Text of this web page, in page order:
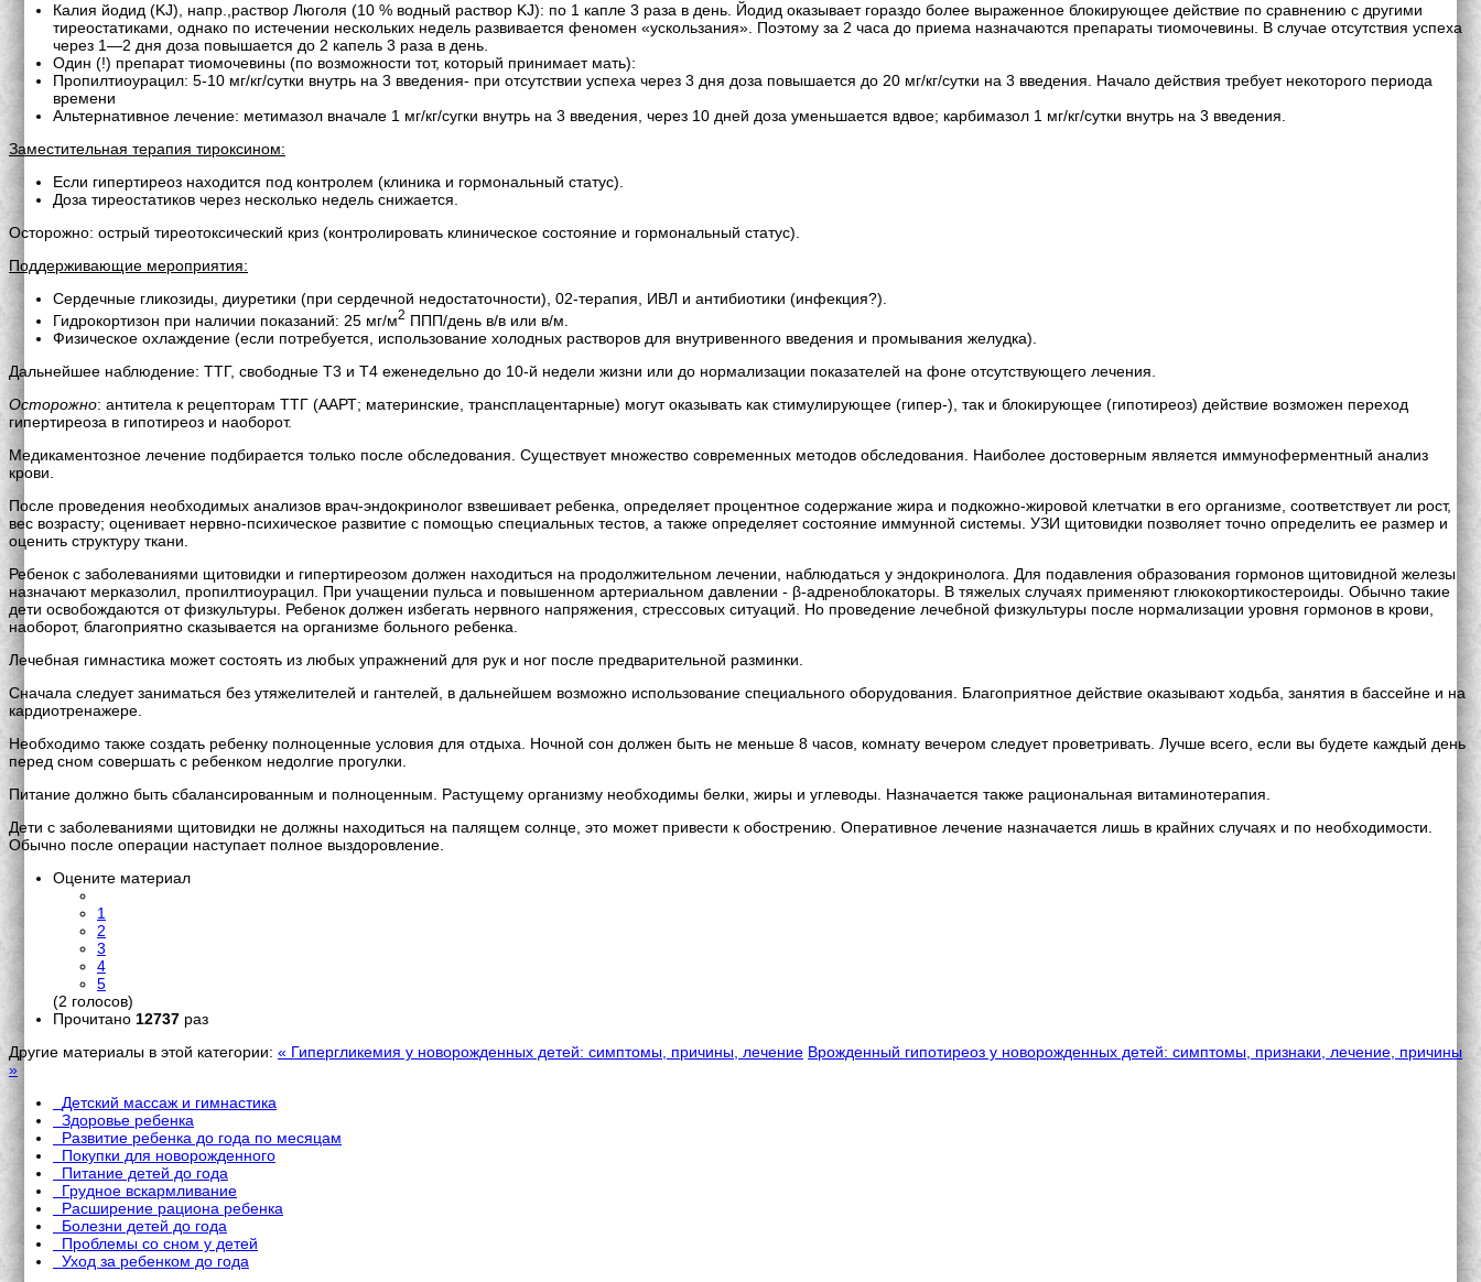
Калия йодид (KJ), напр.,раствор Люголя (10 % водный раствор KJ): по 1 капле 3 раза в день. Йодид оказывает гораздо более выраженное блокирующее действие по сравнению с другими
тиреостатиками, однако по истечении нескольких недель развивается феномен «ускользания». Поэтому за 2 часа до приема назначаются препараты тиомочевины. В случае отсутствия успеха
через 1—2 дня доза повышается до 2 капель 3 раза в день.
Один (!) препарат тиомочевины (по возможности тот, который принимает мать):
Пропилтиоурацил: 5-10 мг/кг/сутки внутрь на 3 введения- при отсутствии успеха через 3 дня доза повышается до 20 мг/кг/сутки на 3 введения. Начало действия требует некоторого периода
времени
Альтернативное лечение: метимазол вначале 1 мг/кг/сугки внутрь на 3 введения, через 10 дней доза уменьшается вдвое; карбимазол 1 мг/кг/сутки внутрь на 3 введения.
Заместительная терапия тироксином:
Если гипертиреоз находится под контролем (клиника и гормональный статус).
Доза тиреостатиков через несколько недель снижается.
Осторожно: острый тиреотоксический криз (контролировать клиническое состояние и гормональный статус).
Поддерживающие мероприятия:
Сердечные гликозиды, диуретики (при сердечной недостаточности), 02-терапия, ИВЛ и антибиотики (инфекция?).
Гидрокортизон при наличии показаний: 25 мг/м2 ППП/день в/в или в/м.
Физическое охлаждение (если потребуется, использование холодных растворов для внутривенного введения и промывания желудка).
Дальнейшее наблюдение: ТТГ, свободные Т3 и Т4 еженедельно до 10-й недели жизни или до нормализации показателей на фоне отсутствующего лечения.
Осторожно: антитела к рецепторам ТТГ (ААРТ; материнские, трансплацентарные) могут оказывать как стимулирующее (гипер-), так и блокирующее (гипотиреоз) действие возможен переход
гипертиреоза в гипотиреоз и наоборот.
Медикаментозное лечение подбирается только после обследования. Существует множество современных методов обследования. Наиболее достоверным является иммуноферментный анализ
крови.
После проведения необходимых анализов врач-эндокринолог взвешивает ребенка, определяет процентное содержание жира и подкожно-жировой клетчатки в его организме, соответствует ли рост,
вес возрасту; оценивает нервно-психическое развитие с помощью специальных тестов, а также определяет состояние иммунной системы. УЗИ щитовидки позволяет точно определить ее размер и
оценить структуру ткани.
Ребенок с заболеваниями щитовидки и гипертиреозом должен находиться на продолжительном лечении, наблюдаться у эндокринолога. Для подавления образования гормонов щитовидной железы
назначают мерказолил, пропилтиоурацил. При учащении пульса и повышенном артериальном давлении - β-адреноблокаторы. В тяжелых случаях применяют глюкокортикостероиды. Обычно такие
дети освобождаются от физкультуры. Ребенок должен избегать нервного напряжения, стрессовых ситуаций. Но проведение лечебной физкультуры после нормализации уровня гормонов в крови,
наоборот, благоприятно сказывается на организме больного ребенка.
Лечебная гимнастика может состоять из любых упражнений для рук и ног после предварительной разминки.
Сначала следует заниматься без утяжелителей и гантелей, в дальнейшем возможно использование специального оборудования. Благоприятное действие оказывают ходьба, занятия в бассейне и на
кардиотренажере.
Необходимо также создать ребенку полноценные условия для отдыха. Ночной сон должен быть не меньше 8 часов, комнату вечером следует проветривать. Лучше всего, если вы будете каждый день
перед сном совершать с ребенком недолгие прогулки.
Питание должно быть сбалансированным и полноценным. Растущему организму необходимы белки, жиры и углеводы. Назначается также рациональная витаминотерапия.
Дети с заболеваниями щитовидки не должны находиться на палящем солнце, это может привести к обострению. Оперативное лечение назначается лишь в крайних случаях и по необходимости.
Обычно после операции наступает полное выздоровление.
Оцените материал
1
2
3
4
5
(2 голосов)
Прочитано 12737 раз
Другие материалы в этой категории: « Гипергликемия у новорожденных детей: симптомы, причины, лечение Врожденный гипотиреоз у новорожденных детей: симптомы, признаки, лечение, причины
»
Детский массаж и гимнастика
Здоровье ребенка
Развитие ребенка до года по месяцам
Покупки для новорожденного
Питание детей до года
Грудное вскармливание
Расширение рациона ребенка
Болезни детей до года
Проблемы со сном у детей
Уход за ребенком до года